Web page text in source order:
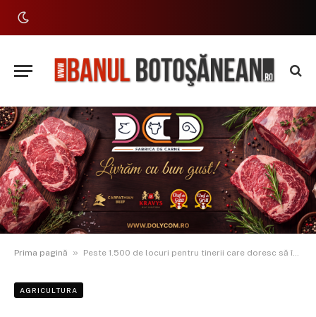
Prima pagină » Peste 1.500 de locuri pentru tinerii care doresc să își construiască un viitor în științele vieții
AGRICULTURA